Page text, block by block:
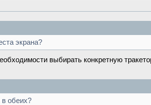
экрана?
выбирать конкретную
в обеих?